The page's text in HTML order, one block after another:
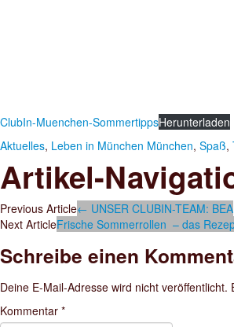
ClubIn-Muenchen-SommertippsHerunterladen
Aktuelles, Leben in München München, Spaß,
Artikel-
Previous Article← UNSER CLUBIN-TEAM: BEA
Next ArticleFrische Sommerrollen – das
Schreibe einen
Deine E-Mail-Adresse wird nicht veröffentlicht.
Kommentar *